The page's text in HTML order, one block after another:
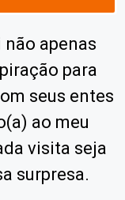
apenas
para
seus entes
ao meu
visita seja
surpresa.